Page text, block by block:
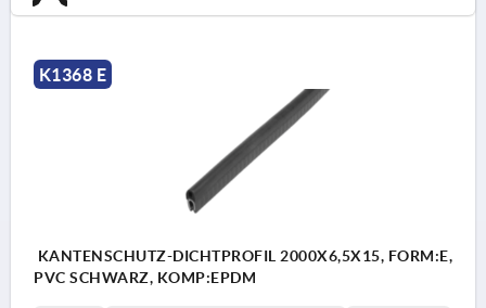
K1368 E
KANTENSCHUTZ-DICHTPROFIL 2000X6,5X15, FORM:E,
PVC SCHWARZ, KOMP:EPDM